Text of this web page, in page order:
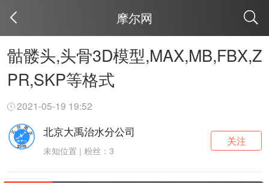
摩尔网
骷髅头,头骨3D模型,MAX,MB,FBX,Z
PR,SKP等格式
2021-05-19 19:52
北京大禹治水分公司
未知位置 | 粉丝：3
关注
取消